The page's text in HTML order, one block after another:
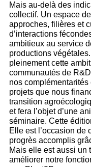
Mais au-delà des
collectif. Un espace
approches, filières et
d’interactions
ambitieux au service
productions
pleinement cette
communautés de
nos
projets que nous
transition
et fera l’objet d’une
séminaire. Cette
Elle est l’occasion de
progrès accomplis
Mais elle est aussi un
améliorer notre